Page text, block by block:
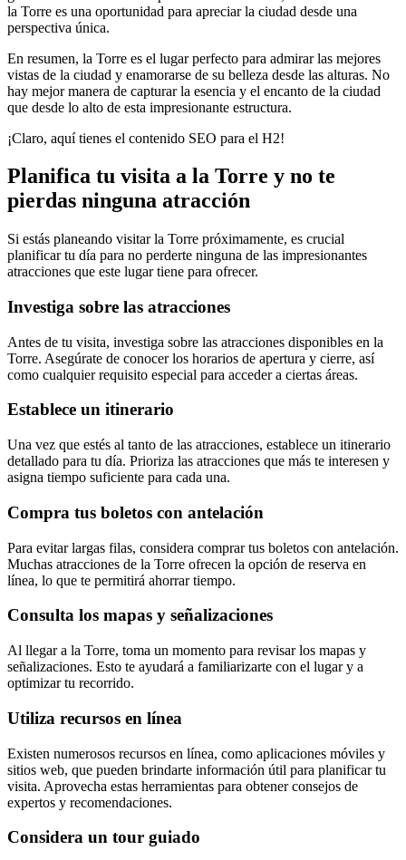
la Torre es una oportunidad para apreciar la ciudad desde una
perspectiva única.
En resumen, la Torre es el lugar perfecto para admirar las mejores
vistas de la ciudad y enamorarse de su belleza desde las alturas. No
hay mejor manera de capturar la esencia y el encanto de la ciudad
que desde lo alto de esta impresionante estructura.
¡Claro, aquí tienes el contenido SEO para el H2!
Planifica tu visita a la Torre y no te
pierdas ninguna atracción
Si estás planeando visitar la Torre próximamente, es crucial
planificar tu día para no perderte ninguna de las impresionantes
atracciones que este lugar tiene para ofrecer.
Investiga sobre las atracciones
Antes de tu visita, investiga sobre las atracciones disponibles en la
Torre. Asegúrate de conocer los horarios de apertura y cierre, así
como cualquier requisito especial para acceder a ciertas áreas.
Establece un itinerario
Una vez que estés al tanto de las atracciones, establece un itinerario
detallado para tu día. Prioriza las atracciones que más te interesen y
asigna tiempo suficiente para cada una.
Compra tus boletos con antelación
Para evitar largas filas, considera comprar tus boletos con antelación.
Muchas atracciones de la Torre ofrecen la opción de reserva en
línea, lo que te permitirá ahorrar tiempo.
Consulta los mapas y señalizaciones
Al llegar a la Torre, toma un momento para revisar los mapas y
señalizaciones. Esto te ayudará a familiarizarte con el lugar y a
optimizar tu recorrido.
Utiliza recursos en línea
Existen numerosos recursos en línea, como aplicaciones móviles y
sitios web, que pueden brindarte información útil para planificar tu
visita. Aprovecha estas herramientas para obtener consejos de
expertos y recomendaciones.
Considera un tour guiado